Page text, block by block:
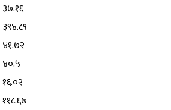
३७.१६
३९४.८९
४१.७२
४०.५
१६.०२
११८.६७